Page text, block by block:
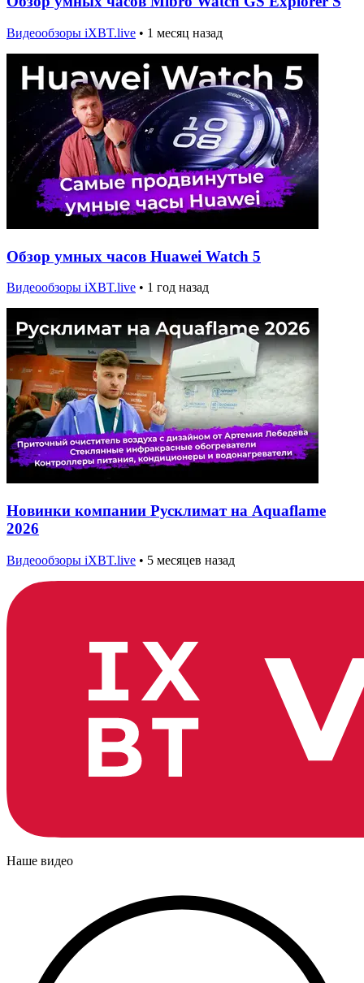
Видеообзоры iXBT.live • 1 месяц назад
Обзор умных часов Huawei Watch 5
Видеообзоры iXBT.live • 1 год назад
Новинки компании Русклимат на Aquaflame
2026
Видеообзоры iXBT.live • 5 месяцев назад
Наше видео